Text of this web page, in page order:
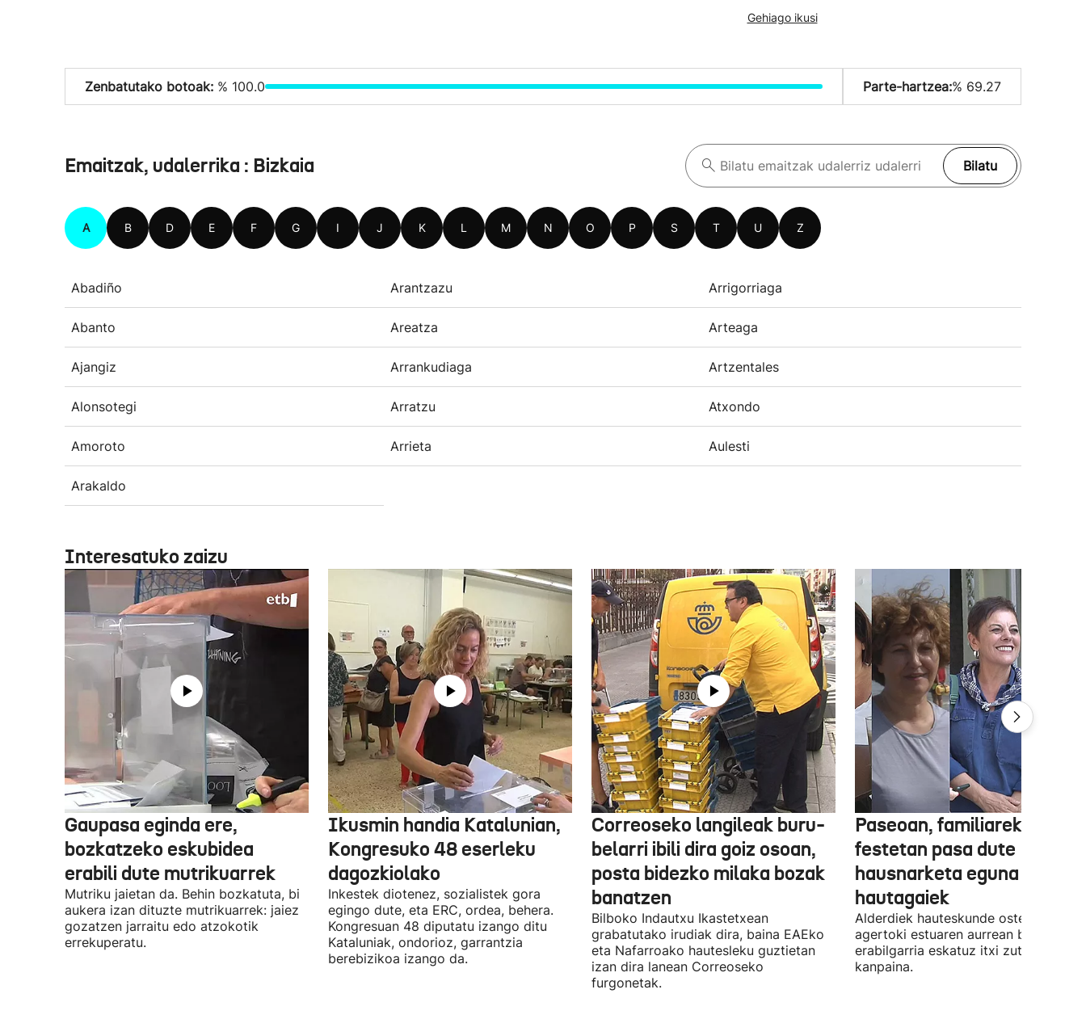
Gehiago ikusi
Zenbatutako botoak: % 100.0 Parte-hartzea:% 69.27
Emaitzak, udalerrika : Bizkaia Bilatu
A B D E F G I J K L M N O P S T U Z
Abadiño Arantzazu Arrigorriaga
Abanto Areatza Arteaga
Ajangiz Arrankudiaga Artzentales
Alonsotegi Arratzu Atxondo
Amoroto Arrieta Aulesti
Arakaldo
Interesatuko zaizu
Gaupasa eginda ere,
bozkatzeko eskubidea
erabili dute mutrikuarrek
Mutriku jaietan da. Behin bozkatuta, bi
aukera izan dituzte mutrikuarrek: jaiez
gozatzen jarraitu edo atzokotik
errekuperatu.
Ikusmin handia Katalunian,
Kongresuko 48 eserleku
dagozkiolako
Inkestek diotenez, sozialistek gora
egingo dute, eta ERC, ordea, behera.
Kongresuan 48 diputatu izango ditu
Kataluniak, ondorioz, garrantzia
berebizikoa izango da.
Correoseko langileak buru-
belarri ibili dira goiz osoan,
posta bidezko milaka bozak
banatzen
Bilboko Indautxu Ikastetxean
grabatutako irudiak dira, baina EAEko
eta Nafarroako hautesleku guztietan
izan dira lanean Correoseko
furgonetak.
Paseoan, familiarekin edo
festetan pasa dute
hausnarketa eguna
hautagaiek
Alderdiek hauteskunde osteko
agertoki estuaren aurrean boto
erabilgarria eskatuz itxi zuten atzo
kanpaina.